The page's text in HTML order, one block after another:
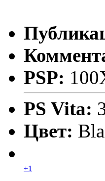
PSP:
PS Vita:
Цвет:
+1